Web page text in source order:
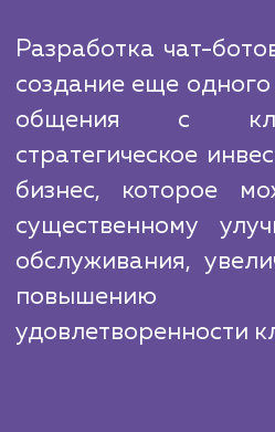
В сфере разработки
велика, но наш подход
идем дальше
стараемся создать
естественный
обеспечивать
обслуживания. Мы
технологии и